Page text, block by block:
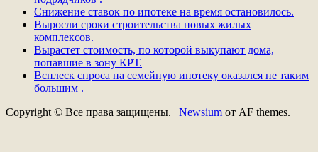
Снижение ставок по ипотеке на время остановилось.
Выросли сроки строительства новых жилых
комплексов.
Вырастет стоимость, по которой выкупают дома,
попавшие в зону КРТ.
Всплеск спроса на семейную ипотеку оказался не таким
большим .
Copyright © Все права защищены. | Newsium от AF themes.